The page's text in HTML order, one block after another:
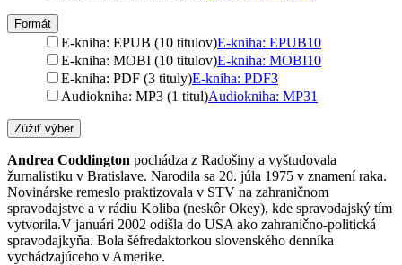
Formát
E-kniha: EPUB (10 titulov)E-kniha: EPUB10
E-kniha: MOBI (10 titulov)E-kniha: MOBI10
E-kniha: PDF (3 tituly)E-kniha: PDF3
Audiokniha: MP3 (1 titul)Audiokniha: MP31
Zúžiť výber
Andrea Coddington pochádza z Radošiny a vyštudovala
žurnalistiku v Bratislave. Narodila sa 20. júla 1975 v znamení raka.
Novinárske remeslo praktizovala v STV na zahraničnom
spravodajstve a v rádiu Koliba (neskôr Okey), kde spravodajský tím
vytvorila.V januári 2002 odišla do USA ako zahranično-politická
spravodajkyňa. Bola šéfredaktorkou slovenského denníka
vychádzajúceho v Amerike.